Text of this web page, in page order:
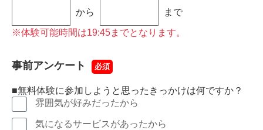
から まで
※体験可能時間は19:45までとなります。
事前アンケート 必須
■無料体験に参加しようと思ったきっかけは何ですか？
雰囲気が好みだったから
気になるサービスがあったから